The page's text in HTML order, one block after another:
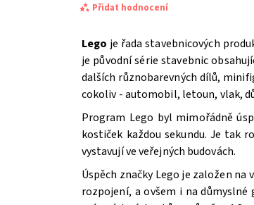
Přidat hodnocení
Souhlasím seZpracováním
Lego je řada stavebnicových
je původní série stavebnic
dalších různobarevných dílů,
cokoliv - automobil, letoun, vlak,
Program Lego byl mimořádně
kostiček každou sekundu. Je tak
vystavují ve veřejných budovách.
Úspěch značky Lego je založen
rozpojení, a ovšem i na